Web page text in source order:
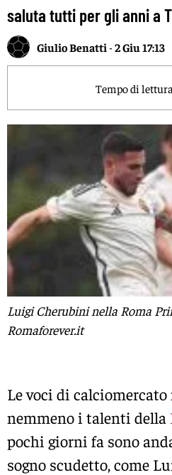
saluta tutti per gli anni a
Giulio Benatti -2 Giu 17:13
Tempo di
Luigi Cherubini nella Roma
Romaforever.it
Le voci di
nemmeno i talenti della
pochi giorni fa sono
sogno scudetto, come